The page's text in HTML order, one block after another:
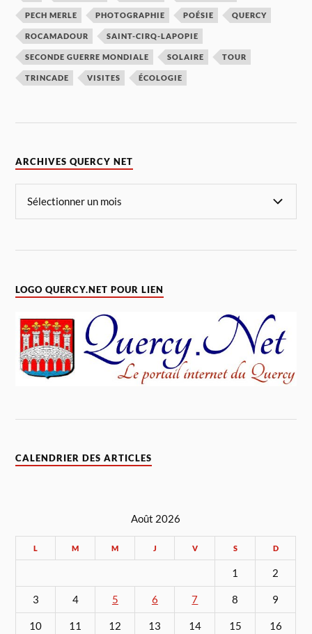
PECH MERLE PHOTOGRAPHIE POÉSIE QUERCY
ROCAMADOUR SAINT-CIRQ-LAPOPIE
SECONDE GUERRE MONDIALE SOLAIRE TOUR
TRINCADE VISITES ÉCOLOGIE
ARCHIVES QUERCY NET
LOGO QUERCY.NET POUR LIEN
CALENDRIER DES ARTICLES
Août 2026
L M M J V S D
1 2
3 4 5 6 7 8 9
10 11 12 13 14 15 16